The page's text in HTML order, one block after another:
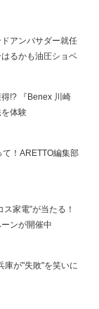
アンバサダー就任
るかも油圧ショベ
得!? 『Benex 川崎
体験
て！ARETTO編集部
家電”が当たる！
ンが開催中
庫が"失敗"を笑いに